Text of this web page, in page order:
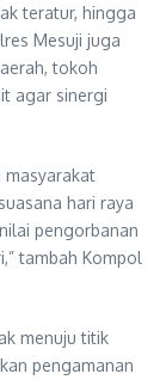
teratur, hingga
Mesuji juga
tokoh
agar sinergi
masyarakat
hari raya
pengorbanan
tambah Kompol
menuju titik
pengamanan